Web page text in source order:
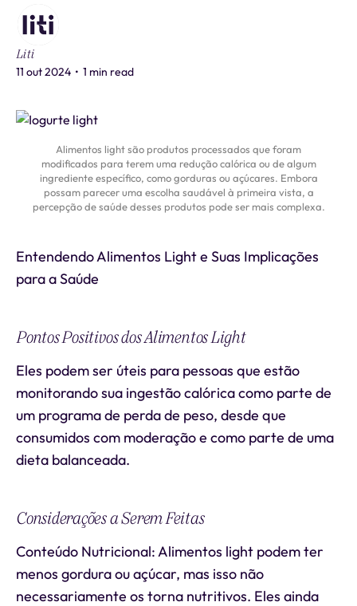
Liti
11 out 2024 • 1 min read
Alimentos light são produtos processados que foram
modificados para terem uma redução calórica ou de algum
ingrediente específico, como gorduras ou açúcares. Embora
possam parecer uma escolha saudável à primeira vista, a
percepção de saúde desses produtos pode ser mais complexa.
Entendendo Alimentos Light e Suas Implicações
para a Saúde
Pontos Positivos dos Alimentos Light
Eles podem ser úteis para pessoas que estão
monitorando sua ingestão calórica como parte de
um programa de perda de peso, desde que
consumidos com moderação e como parte de uma
dieta balanceada.
Considerações a Serem Feitas
Conteúdo Nutricional: Alimentos light podem ter
menos gordura ou açúcar, mas isso não
necessariamente os torna nutritivos. Eles ainda